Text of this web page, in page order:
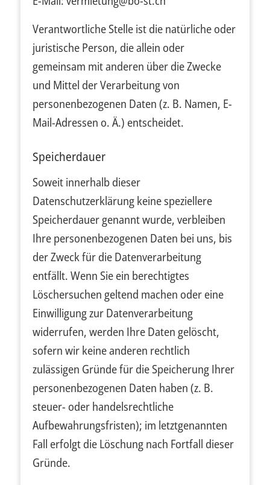
Verantwortliche Stelle ist die natürliche oder
juristische Person, die allein oder
gemeinsam mit anderen über die Zwecke
und Mittel der Verarbeitung von
personenbezogenen Daten (z. B. Namen, E-
Mail-Adressen o. Ä.) entscheidet.
Speicherdauer
Soweit innerhalb dieser
Datenschutzerklärung keine speziellere
Speicherdauer genannt wurde, verbleiben
Ihre personenbezogenen Daten bei uns, bis
der Zweck für die Datenverarbeitung
entfällt. Wenn Sie ein berechtigtes
Löschersuchen geltend machen oder eine
Einwilligung zur Datenverarbeitung
widerrufen, werden Ihre Daten gelöscht,
sofern wir keine anderen rechtlich
zulässigen Gründe für die Speicherung Ihrer
personenbezogenen Daten haben (z. B.
steuer- oder handelsrechtliche
Aufbewahrungsfristen); im letztgenannten
Fall erfolgt die Löschung nach Fortfall dieser
Gründe.